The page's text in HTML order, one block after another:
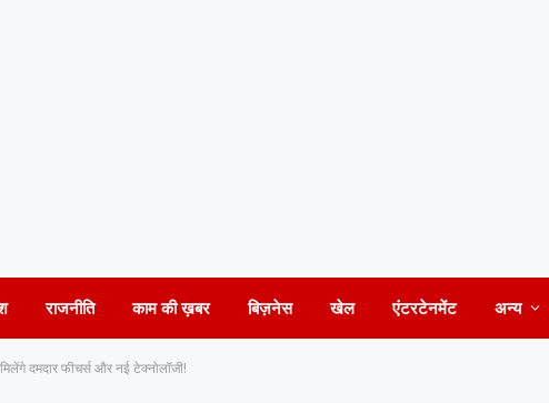
राजनीति काम की ख़बर बिज़नेस खेल एंटरटेनमेंट अन्य
दमदार फीचर्स और नई टेक्नोलॉजी!